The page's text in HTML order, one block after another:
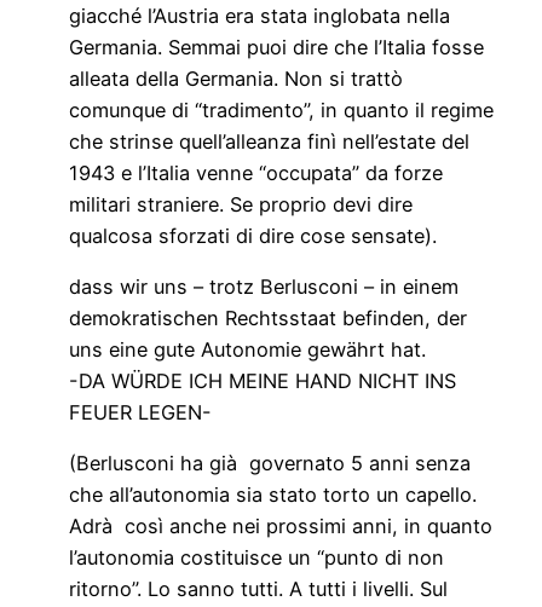
giacché l’Austria era stata inglobata nella
Germania. Semmai puoi dire che l’Italia fosse
alleata della Germania. Non si trattò
comunque di “tradimento”, in quanto il regime
che strinse quell’alleanza finì nell’estate del
1943 e l’Italia venne “occupata” da forze
militari straniere. Se proprio devi dire
qualcosa sforzati di dire cose sensate).
dass wir uns – trotz Berlusconi – in einem
demokratischen Rechtsstaat befinden, der
uns eine gute Autonomie gewährt hat.
-DA WÜRDE ICH MEINE HAND NICHT INS
FEUER LEGEN-
(Berlusconi ha già governato 5 anni senza
che all’autonomia sia stato torto un capello.
Adrà così anche nei prossimi anni, in quanto
l’autonomia costituisce un “punto di non
ritorno”. Lo sanno tutti. A tutti i livelli. Sul